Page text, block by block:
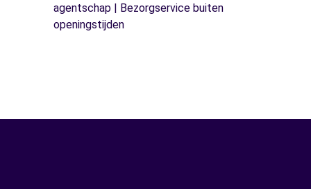
agentschap | Bezorgservice buiten
openingstijden